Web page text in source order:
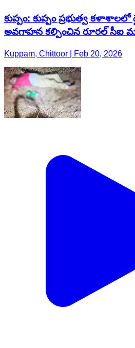
కుప్పం: కుప్పం ప్రభుత్వ కళాశాలలో
అవగాహన కల్పించిన రూరల్ సీఐ
Kuppam, Chittoor | Feb 20, 2026